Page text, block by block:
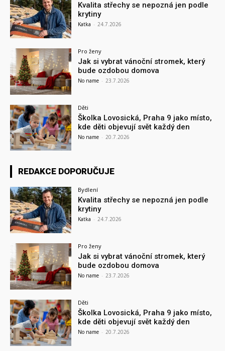
Kvalita střechy se nepozná jen podle
krytiny
Katka - 24.7.2026
Pro ženy
Jak si vybrat vánoční stromek, který
bude ozdobou domova
No name - 23.7.2026
Děti
Školka Lovosická, Praha 9 jako místo,
kde děti objevují svět každý den
No name - 20.7.2026
REDAKCE DOPORUČUJE
Bydlení
Kvalita střechy se nepozná jen podle
krytiny
Katka - 24.7.2026
Pro ženy
Jak si vybrat vánoční stromek, který
bude ozdobou domova
No name - 23.7.2026
Děti
Školka Lovosická, Praha 9 jako místo,
kde děti objevují svět každý den
No name - 20.7.2026